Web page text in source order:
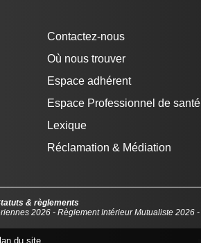
Contactez-nous
Où nous trouver
Espace adhérent
Espace Professionnel de santé
Lexique
Réclamation & Médiation
& règlements
2026- Règlement Intérieur Mutualiste 2026-
du site